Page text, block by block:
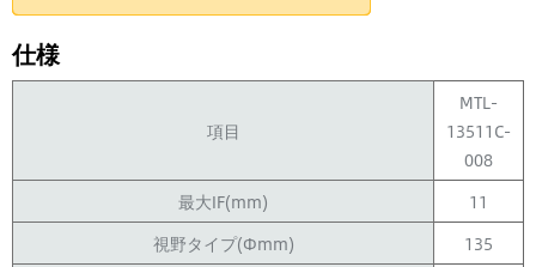
仕様
項目
MTL-
13511C-
008
最大IF(mm)
11
視野タイプ(Φmm)
135